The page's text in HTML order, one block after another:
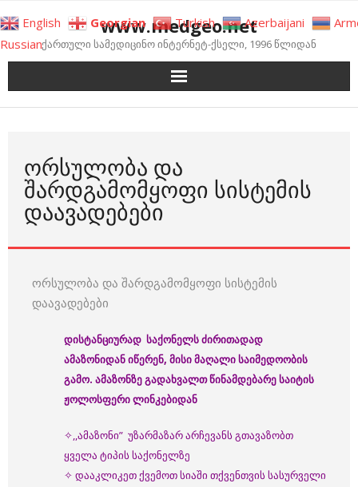
to
content
www.medgeo.net
ქართული სამედიცინო ინტერნეტ-ქსელი, 1996 წლიდან
ᲝᲠᲡᲣᲚᲝᲑᲐ ᲓᲐ
ᲨᲐᲠᲓᲒᲐᲛᲝᲛᲧᲝᲤᲘ ᲡᲘᲡᲢᲔᲛᲘᲡ
ᲓᲐᲐᲕᲐᲓᲔᲑᲔᲑᲘ
ორსულობა და შარდგამომყოფი სისტემის
დაავადებები
დისტანციურად საქონელს ძირითადად
ამაზონიდან იწერენ, მისი მაღალი საიმედოობის
გამო. ამაზონზე გადახვალთ წინამდებარე საიტის
ჟოლოსფერი ლინკებიდან
✧,,ამაზონი” უზარმაზარ არჩევანს გთავაზობთ
ყველა ტიპის საქონელზე
✧ დააკლიკეთ ქვემოთ სიაში თქვენთვის სასურველი
English Georgian Turkish Azerbaijani
Russian